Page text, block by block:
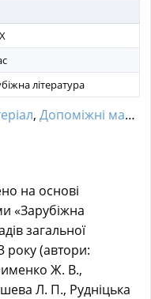
література
, Допоміжні матеріали
на основі
«Зарубіжна
загальної
року (автори:
Ж. В.,
Л. П., Рудніцька